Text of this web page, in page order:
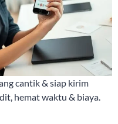
cantik & siap kirim
hemat waktu & biaya.